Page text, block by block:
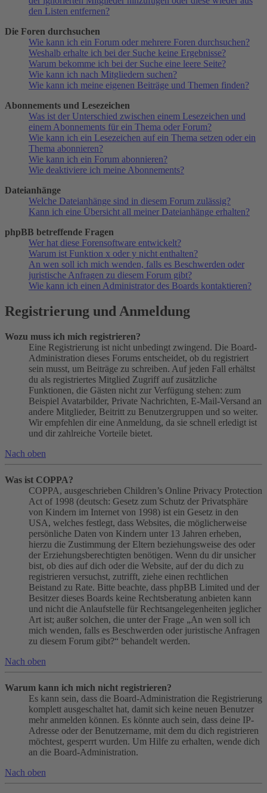
den Listen entfernen?
Die Foren durchsuchen
Wie kann ich ein Forum oder mehrere Foren durchsuchen?
Weshalb erhalte ich bei der Suche keine Ergebnisse?
Warum bekomme ich bei der Suche eine leere Seite?
Wie kann ich nach Mitgliedern suchen?
Wie kann ich meine eigenen Beiträge und Themen finden?
Abonnements und Lesezeichen
Was ist der Unterschied zwischen einem Lesezeichen und
einem Abonnements für ein Thema oder Forum?
Wie kann ich ein Lesezeichen auf ein Thema setzen oder ein
Thema abonnieren?
Wie kann ich ein Forum abonnieren?
Wie deaktiviere ich meine Abonnements?
Dateianhänge
Welche Dateianhänge sind in diesem Forum zulässig?
Kann ich eine Übersicht all meiner Dateianhänge erhalten?
phpBB betreffende Fragen
Wer hat diese Forensoftware entwickelt?
Warum ist Funktion x oder y nicht enthalten?
An wen soll ich mich wenden, falls es Beschwerden oder
juristische Anfragen zu diesem Forum gibt?
Wie kann ich einen Administrator des Boards kontaktieren?
Registrierung und Anmeldung
Wozu muss ich mich registrieren?
Eine Registrierung ist nicht unbedingt zwingend. Die Board-
Administration dieses Forums entscheidet, ob du registriert
sein musst, um Beiträge zu schreiben. Auf jeden Fall erhältst
du als registriertes Mitglied Zugriff auf zusätzliche
Funktionen, die Gästen nicht zur Verfügung stehen: zum
Beispiel Avatarbilder, Private Nachrichten, E-Mail-Versand an
andere Mitglieder, Beitritt zu Benutzergruppen und so weiter.
Wir empfehlen dir eine Anmeldung, da sie schnell erledigt ist
und dir zahlreiche Vorteile bietet.
Nach oben
Was ist COPPA?
COPPA, ausgeschrieben Children’s Online Privacy Protection
Act of 1998 (deutsch: Gesetz zum Schutz der Privatsphäre
von Kindern im Internet von 1998) ist ein Gesetz in den
USA, welches festlegt, dass Websites, die möglicherweise
persönliche Daten von Kindern unter 13 Jahren erheben,
hierzu die Zustimmung der Eltern beziehungsweise des oder
der Erziehungsberechtigten benötigen. Wenn du dir unsicher
bist, ob dies auf dich oder die Website, auf der du dich zu
registrieren versuchst, zutrifft, ziehe einen rechtlichen
Beistand zu Rate. Bitte beachte, dass phpBB Limited und der
Besitzer dieses Boards keine Rechtsberatung anbieten kann
und nicht die Anlaufstelle für Rechtsangelegenheiten jeglicher
Art ist; außer solchen, die unter der Frage „An wen soll ich
mich wenden, falls es Beschwerden oder juristische Anfragen
zu diesem Forum gibt?“ behandelt werden.
Nach oben
Warum kann ich mich nicht registrieren?
Es kann sein, dass die Board-Administration die Registrierung
komplett ausgeschaltet hat, damit sich keine neuen Benutzer
mehr anmelden können. Es könnte auch sein, dass deine IP-
Adresse oder der Benutzername, mit dem du dich registrieren
möchtest, gesperrt wurden. Um Hilfe zu erhalten, wende dich
an die Board-Administration.
Nach oben